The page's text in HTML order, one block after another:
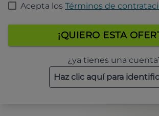
Acepta los Términos de
¡QUIERO ESTA
¿ya tienes una
Haz clic aquí para